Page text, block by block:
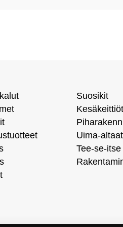
Suosikit
Kesäkeittiöt
Uima-
Tee-se-itse